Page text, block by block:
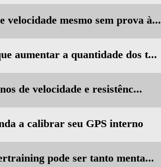
velocidade mesmo sem prova à...
aumentar a quantidade dos t...
de velocidade e resistênc...
a calibrar seu GPS interno
pode ser tanto menta...